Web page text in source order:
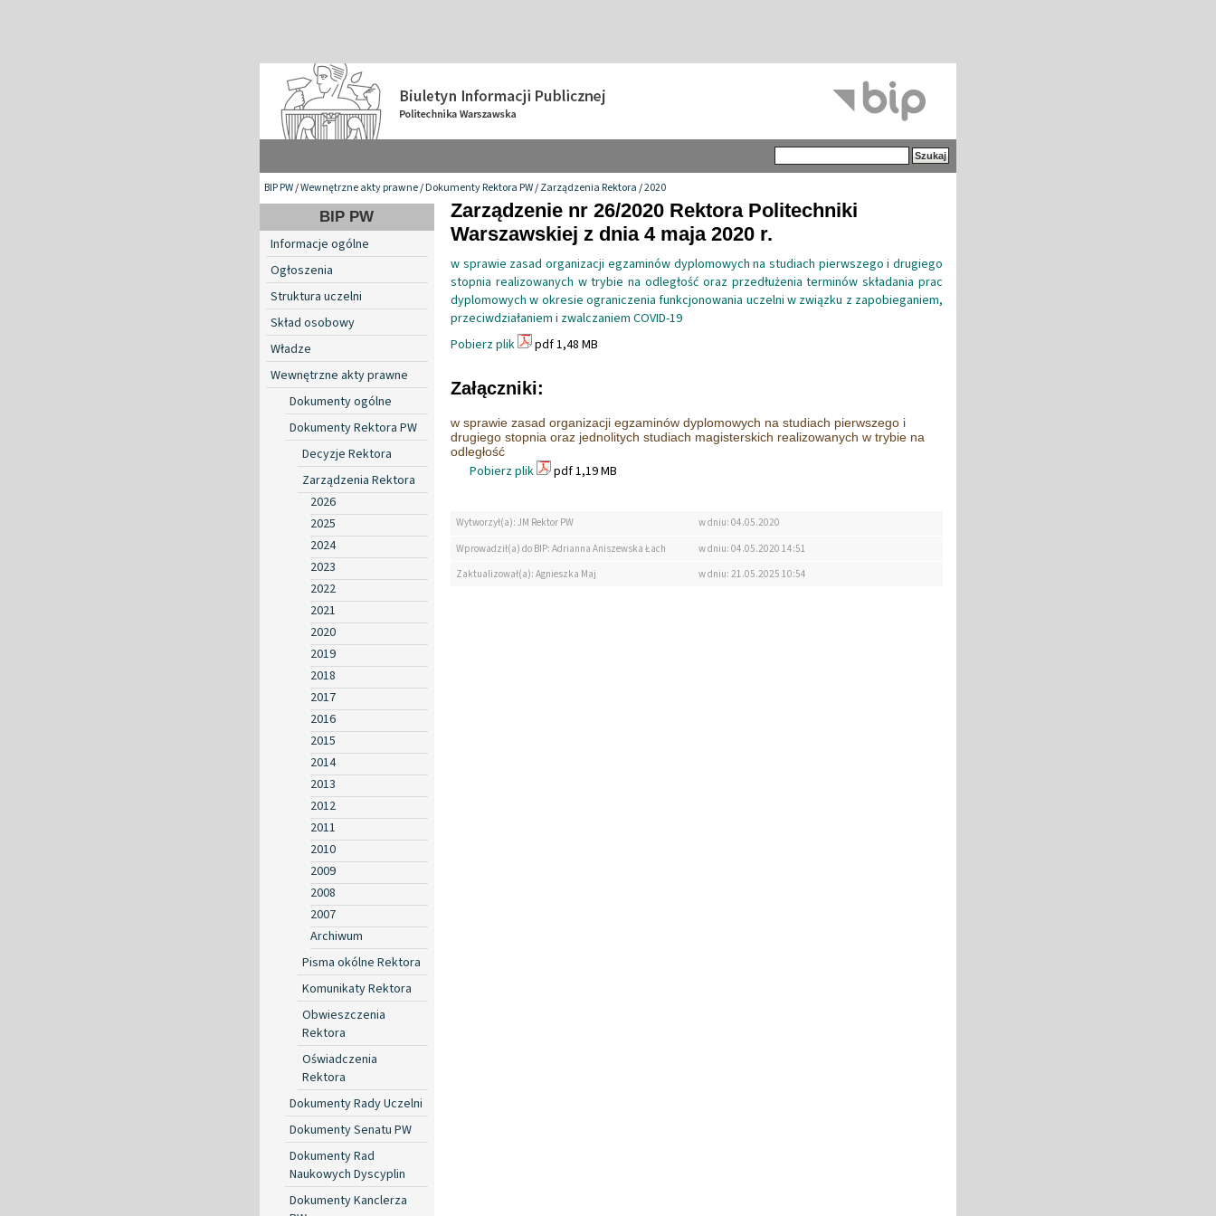
BIP PW/Wewnętrzne akty prawne/Dokumenty Rektora PW/Zarządzenia Rektora/2020
BIP PW
Informacje ogólne
Ogłoszenia
Struktura uczelni
Skład osobowy
Władze
Wewnętrzne akty prawne
Dokumenty ogólne
Dokumenty Rektora PW
Decyzje Rektora
Zarządzenia Rektora
2026
2025
2024
2023
2022
2021
2020
2019
2018
2017
2016
2015
2014
2013
2012
2011
2010
2009
2008
2007
Archiwum
Pisma okólne Rektora
Komunikaty Rektora
Obwieszczenia
Rektora
Oświadczenia
Rektora
Dokumenty Rady Uczelni
Dokumenty Senatu PW
Dokumenty Rad
Naukowych Dyscyplin
Dokumenty Kanclerza
Zarządzenie nr 26/2020 Rektora Politechniki
Warszawskiej z dnia 4 maja 2020 r.
w sprawie zasad organizacji egzaminów dyplomowych na studiach pierwszego i drugiego
stopnia realizowanych w trybie na odległość oraz przedłużenia terminów składania prac
dyplomowych w okresie ograniczenia funkcjonowania uczelni w związku z zapobieganiem,
przeciwdziałaniem i zwalczaniem COVID-19
Pobierz plik
pdf 1,48 MB
Załączniki:
w sprawie zasad organizacji egzaminów dyplomowych na studiach pierwszego i
drugiego stopnia oraz jednolitych studiach magisterskich realizowanych w trybie na
odległość
Pobierz plik pdf 1,19 MB
Wytworzył(a): JM Rektor PW
w dniu: 04.05.2020
Wprowadził(a) do BIP: Adrianna Aniszewska Łach
w dniu: 04.05.2020 14:51
Zaktualizował(a): Agnieszka Maj
w dniu: 21.05.2025 10:54